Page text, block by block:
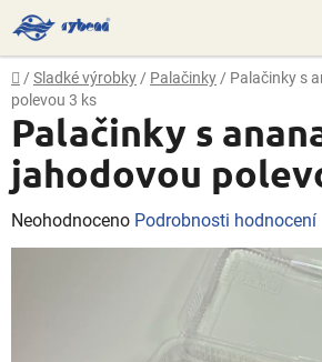
Přejít
na
obsah
Domů
/ Sladké výrobky / Palačinky / Palačinky s
polevou 3 ks
Palačinky s
jahodovou
Průměrné
hodnocení
Neohodnoceno Podrobnosti hodnocení